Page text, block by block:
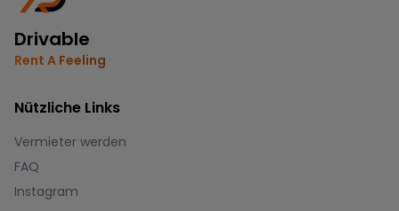
Drivable
Rent A Feeling
Nützliche Links
Vermieter werden
FAQ
Instagram